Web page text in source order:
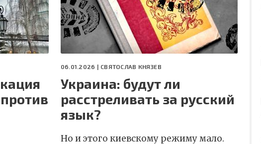
06.01.2026 | СВЯТОСЛАВ КНЯЗЕВ
Украина: будут ли
расстреливать за русский
язык?
Но и этого киевскому режиму мало.